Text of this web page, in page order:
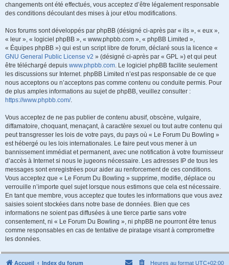
changements ont été effectués, vous acceptez d’être légalement responsable
des conditions découlant des mises à jour et/ou modifications.
Nos forums sont développés par phpBB (désigné ci-après par « ils », « eux »,
« leur », « logiciel phpBB », « www.phpbb.com », « phpBB Limited »,
« Équipes phpBB ») qui est un script libre de forum, déclaré sous la licence «
GNU General Public License v2 » (désigné ci-après par « GPL ») et qui peut
être téléchargé depuis www.phpbb.com. Le logiciel phpBB facilite seulement
les discussions sur Internet. phpBB Limited n’est pas responsable de ce que
nous acceptons ou n’acceptons pas comme contenu ou conduite permis. Pour
de plus amples informations au sujet de phpBB, veuillez consulter :
https://www.phpbb.com/.
Vous acceptez de ne pas publier de contenu abusif, obscène, vulgaire,
diffamatoire, choquant, menaçant, à caractère sexuel ou tout autre contenu qui
peut transgresser les lois de votre pays, du pays où « Le Forum Du Bowling »
est hébergé ou les lois internationales. Le faire peut vous mener à un
bannissement immédiat et permanent, avec une notification à votre fournisseur
d’accès à Internet si nous le jugeons nécessaire. Les adresses IP de tous les
messages sont enregistrées pour aider au renforcement de ces conditions.
Vous acceptez que « Le Forum Du Bowling » supprime, modifie, déplace ou
verrouille n’importe quel sujet lorsque nous estimons que cela est nécessaire.
En tant que membre, vous acceptez que toutes les informations que vous avez
saisies soient stockées dans notre base de données. Bien que ces
informations ne soient pas diffusées à une tierce partie sans votre
consentement, ni « Le Forum Du Bowling », ni phpBB ne pourront être tenus
comme responsables en cas de tentative de piratage visant à compromettre
les données.
Accueil Index du forum Heures au format UTC+02:00